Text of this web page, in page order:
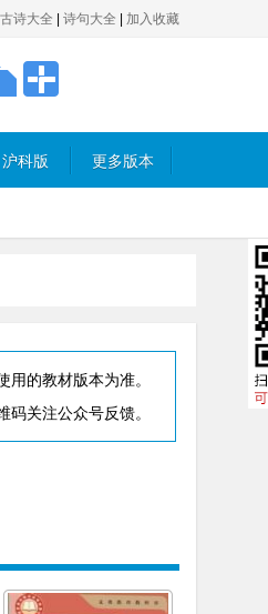
古诗大全 诗句大全 加入收藏
沪科版 更多版本
的教材版本为准。
关注公众号反馈。